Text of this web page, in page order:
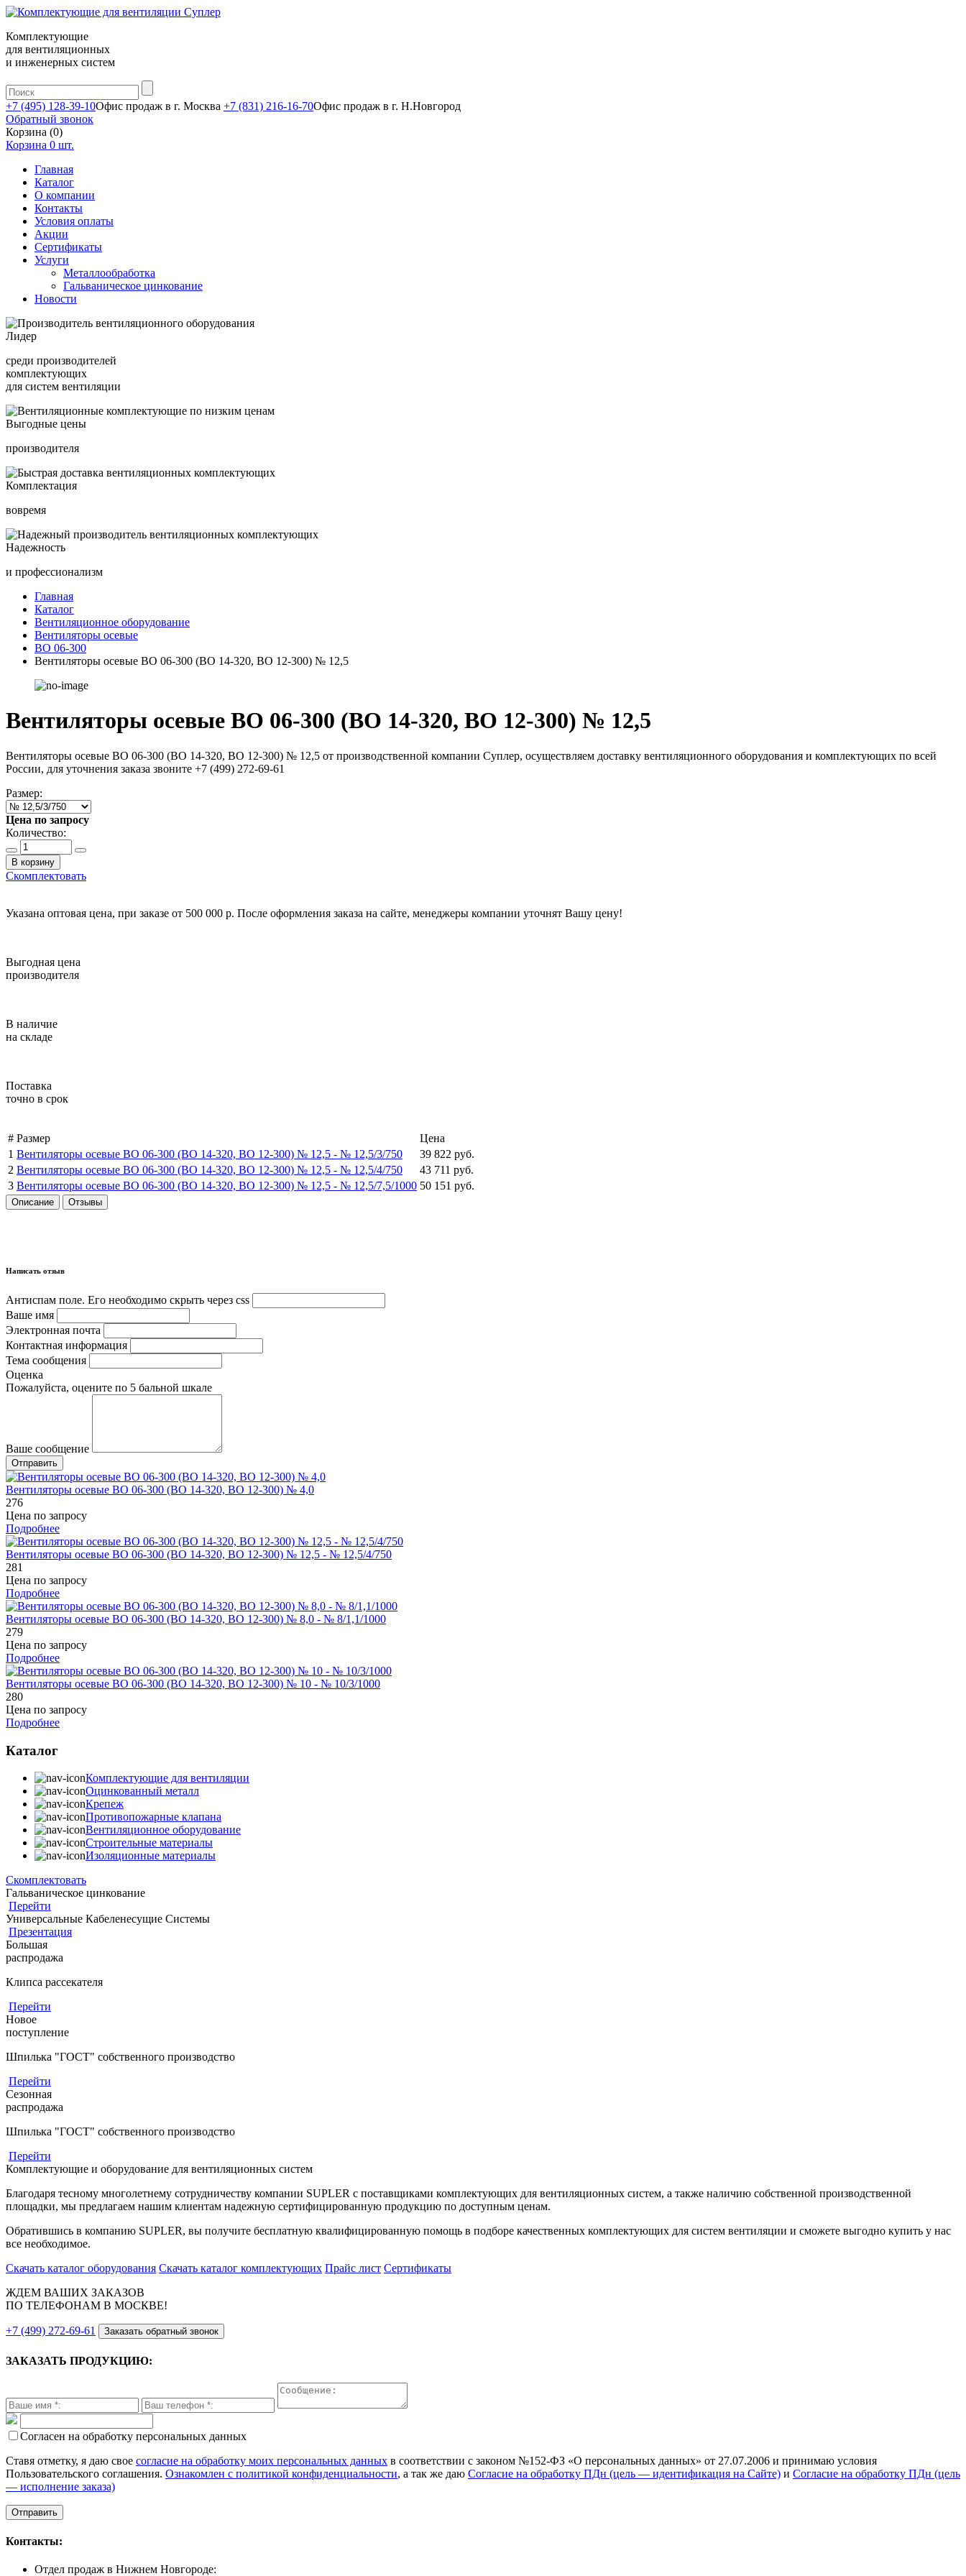
Комплектующие
для вентиляционных
и инженерных систем
+7 (495) 128-39-10Офис продаж в г. Москва +7 (831) 216-16-70Офис продаж в г. Н.Новгород
Обратный звонок
Корзина (0)
Корзина 0 шт.
Главная
Каталог
О компании
Контакты
Условия оплаты
Акции
Сертификаты
Услуги
Металлообработка
Гальваническое цинкование
Новости
Лидер
среди производителей
комплектующих
для систем вентиляции
Выгодные цены
производителя
Комплектация
вовремя
Надежность
и профессионализм
Главная
Каталог
Вентиляционное оборудование
Вентиляторы осевые
ВО 06-300
Вентиляторы осевые ВО 06-300 (ВО 14-320, ВО 12-300) № 12,5
Вентиляторы осевые ВО 06-300 (ВО 14-320, ВО 12-300) № 12,5
Вентиляторы осевые ВО 06-300 (ВО 14-320, ВО 12-300) № 12,5 от производственной компании Суплер, осуществляем доставку вентиляционного оборудования и комплектующих по всей
России, для уточнения заказа звоните +7 (499) 272-69-61
Размер:
Цена по запросу
Количество:
В корзину
Скомплектовать
Указана оптовая цена, при заказе от 500 000 р. После оформления заказа на сайте, менеджеры компании уточнят Вашу цену!
Выгодная цена
производителя
В наличие
на складе
Поставка
точно в срок
# Размер
Цена
1 Вентиляторы осевые ВО 06-300 (ВО 14-320, ВО 12-300) № 12,5 - № 12,5/3/750
39 822 руб.
2 Вентиляторы осевые ВО 06-300 (ВО 14-320, ВО 12-300) № 12,5 - № 12,5/4/750
43 711 руб.
3 Вентиляторы осевые ВО 06-300 (ВО 14-320, ВО 12-300) № 12,5 - № 12,5/7,5/1000 50 151 руб.
Описание Отзывы
Написать отзыв
Антиспам поле. Его необходимо скрыть через css
Ваше имя
Электронная почта
Контактная информация
Тема сообщения
Оценка
Пожалуйста, оцените по 5 бальной шкале
Ваше сообщение
Вентиляторы осевые ВО 06-300 (ВО 14-320, ВО 12-300) № 4,0
276
Цена по запросу
Подробнее
Вентиляторы осевые ВО 06-300 (ВО 14-320, ВО 12-300) № 12,5 - № 12,5/4/750
281
Цена по запросу
Подробнее
Вентиляторы осевые ВО 06-300 (ВО 14-320, ВО 12-300) № 8,0 - № 8/1,1/1000
279
Цена по запросу
Подробнее
Вентиляторы осевые ВО 06-300 (ВО 14-320, ВО 12-300) № 10 - № 10/3/1000
280
Цена по запросу
Подробнее
Каталог
Комплектующие для вентиляции
Оцинкованный металл
Крепеж
Противопожарные клапана
Вентиляционное оборудование
Строительные материалы
Изоляционные материалы
Скомплектовать
Гальваническое цинкование
Перейти
Универсальные Кабеленесущие Системы
Презентация
Большая
распродажа
Клипса рассекателя
Перейти
Новое
поступление
Шпилька "ГОСТ" собственного производство
Перейти
Сезонная
распродажа
Шпилька "ГОСТ" собственного производство
Перейти
Комплектующие и оборудование для вентиляционных систем
Благодаря тесному многолетнему сотрудничеству компании SUPLER с поставщиками комплектующих для вентиляционных систем, а также наличию собственной производственной
площадки, мы предлагаем нашим клиентам надежную сертифицированную продукцию по доступным ценам.
Обратившись в компанию SUPLER, вы получите бесплатную квалифицированную помощь в подборе качественных комплектующих для систем вентиляции и сможете выгодно купить у нас
все необходимое.
Скачать каталог оборудования Скачать каталог комплектующих Прайс лист Сертификаты
ЖДЕМ ВАШИХ ЗАКАЗОВ
ПО ТЕЛЕФОНАМ В МОСКВЕ!
+7 (499) 272-69-61 Заказать обратный звонок
ЗАКАЗАТЬ ПРОДУКЦИЮ:
Согласен на обработку персональных данных
Ставя отметку, я даю свое согласие на обработку моих персональных данных в соответствии с законом №152-ФЗ «О персональных данных» от 27.07.2006 и принимаю условия
Пользовательского соглашения. Ознакомлен с политикой конфиденциальности, а так же даю Согласие на обработку ПДн (цель — идентификация на Сайте) и Согласие на обработку ПДн (цель
— исполнение заказа)
Контакты:
Отдел продаж в Нижнем Новгороде: